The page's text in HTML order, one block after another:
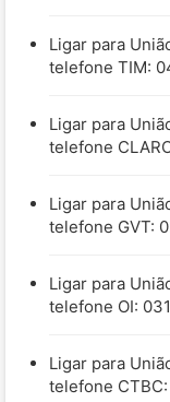
Ligar para
telefone TIM:
Ligar para
telefone
Ligar para
telefone GVT:
Ligar para
telefone OI:
Ligar para
telefone